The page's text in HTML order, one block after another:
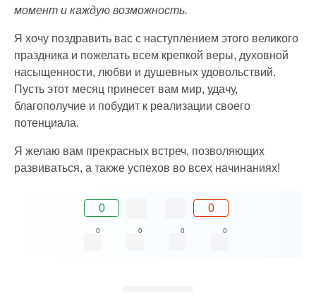
момент и каждую возможность.
Я хочу поздравить вас с наступлением этого великого
праздника и пожелать всем крепкой веры, духовной
насыщенности, любви и душевных удовольствий.
Пусть этот месяц принесет вам мир, удачу,
благополучие и побудит к реализации своего
потенциала.
Я желаю вам прекрасных встреч, позволяющих
развиваться, а также успехов во всех начинаниях!
0 0
0 0 0 0